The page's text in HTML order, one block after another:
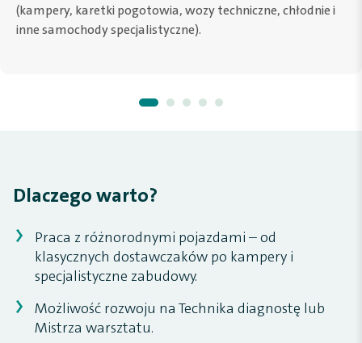
(kampery, karetki pogotowia, wozy techniczne, chłodnie i
inne samochody specjalistyczne).
Dlaczego warto?
Praca z różnorodnymi pojazdami – od
klasycznych dostawczaków po kampery i
specjalistyczne zabudowy.
Możliwość rozwoju na Technika diagnostę lub
Mistrza warsztatu.